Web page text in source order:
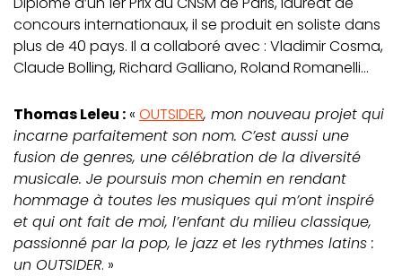
concours internationaux, il se produit en soliste dans
plus de 40 pays. Il a collaboré avec : Vladimir Cosma,
Claude Bolling, Richard Galliano, Roland Romanelli…
Thomas Leleu : « OUTSIDER, mon nouveau projet qui
incarne parfaitement son nom. C’est aussi une
fusion de genres, une célébration de la diversité
musicale. Je poursuis mon chemin en rendant
hommage à toutes les musiques qui m’ont inspiré
et qui ont fait de moi, l’enfant du milieu classique,
passionné par la pop, le jazz et les rythmes latins :
un OUTSIDER. »